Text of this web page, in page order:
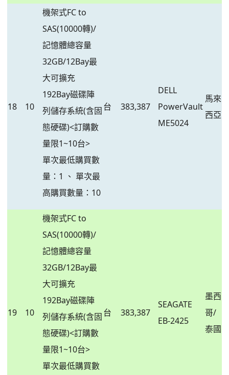
18 10
機架式FC to
SAS(10000轉)/
記憶體總容量
32GB/12Bay最
大可擴充
192Bay磁碟陣
列儲存系統(含固
態硬碟)<訂購數
量限1~10台>
單次最低購買數
量：1 、 單次最
高購買數量：10
台 383,387
DELL
PowerVault
ME5024
馬來
西亞
19 10
機架式FC to
SAS(10000轉)/
記憶體總容量
32GB/12Bay最
大可擴充
192Bay磁碟陣
列儲存系統(含固
態硬碟)<訂購數
量限1~10台>
單次最低購買數
台 383,387
SEAGATE
EB-2425
墨西
哥/
泰國